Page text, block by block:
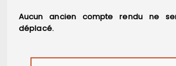
Aucun ancien compte rendu ne
déplacé.